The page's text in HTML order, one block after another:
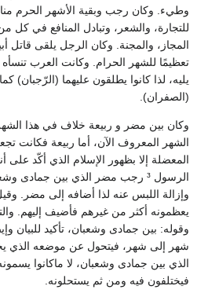
وطيء. وكان رجب وبقية الأشهر الحرم
للتجارة، والشعر، وتبادل المنافع في كل
المجاز، والمجنة. وكان الرجل يلقى قاتل
تعظيمًا للشهر الحرام. وكانت العرب
يليه، لذا كانوا يطلقون عليهما (الرّجبان)
(الصفران).
وكان بين مضر و ربيعة خلاف في هذا
الشهر المعروف الآن، أما ربيعة فكانت
المعضلة إلا بظهور الإسلام الذي أكّد
الرسول ³ رجب مضر الذي بين جمادى
وإزالة اللبس عنه لذا أضافه إلى مضر.
يعظمونه أكثر من غيرهم فأضيف إليهم.
وقوله: بين جمادى وشعبان، تأكيد للبيان
شهر إلى شهر، فيتحول عن موضعه الذي
الذي بين جمادى وشعبان، لا ماكانوا
فيختلفون فيه ومن ثم يستحلونه.